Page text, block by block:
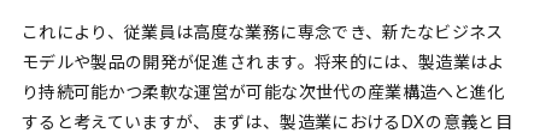
これにより、従業員は高度な業務に専念でき、新たなビジネス
モデルや製品の開発が促進されます。将来的には、製造業はよ
り持続可能かつ柔軟な運営が可能な次世代の産業構造へと進化
すると考えていますが、まずは、製造業におけるDXの意義と目